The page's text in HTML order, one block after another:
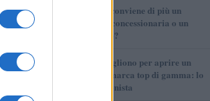
3
Per le auto usate conviene di più un
finanziamento in concessionaria o un
prestito personale?
4
Quanti soldi ci vogliono per aprire un
autosalone multimarca top di gamma: lo
spiega il professionista